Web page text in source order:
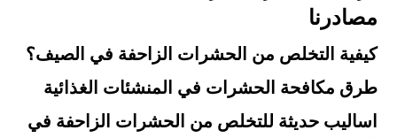
مصادرنا
كيفية التخلص من الحشرات الزاحفة في الصيف؟
طرق مكافحة الحشرات في المنشئات الغذائية
اساليب حديثة للتخلص من الحشرات الزاحفة في